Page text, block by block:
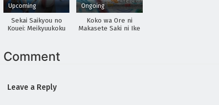
Upcoming
Sekai Saikyou no
Kouei: Meikyuukoku
Ongoing
Koko wa Ore ni
Makasete Saki ni Ike
Comment
Leave a Reply